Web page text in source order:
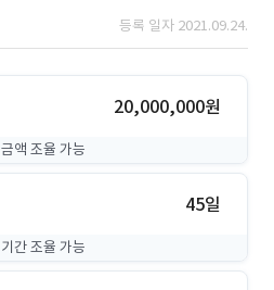
등록 일자 2021.09.24.
20,000,000원
금액 조율 가능
45일
기간 조율 가능